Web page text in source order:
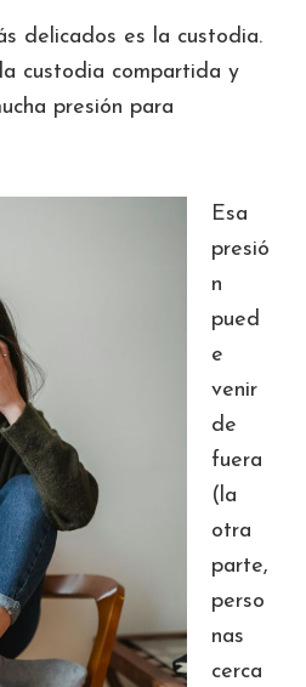
delicados es la custodia.
custodia compartida y
presión para
Esa
presió
n
pued
e
venir
de
fuera
(la
otra
parte,
perso
nas
cerca